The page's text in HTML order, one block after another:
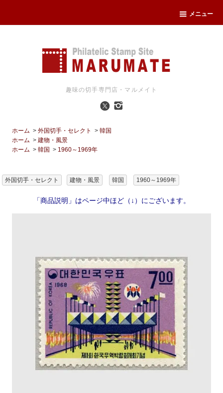
メニュー
趣味の切手専門店・マルメイト
ホーム >外国切手・セレクト >韓国
ホーム >建物・風景
ホーム >韓国 > 1960～1969年
外国切手・セレクト 建物・風景 韓国 1960～1969年
「商品説明」はページ中ほど（↓）にございます。